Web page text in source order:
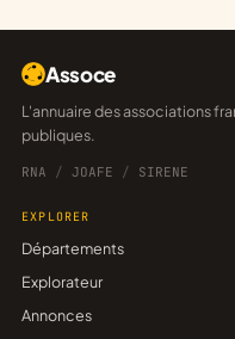
Assoce
L'annuaire des associations françaises, construit sur les données
publiques.
RNA / JOAFE / SIRENE
EXPLORER
Départements
Explorateur
Annonces